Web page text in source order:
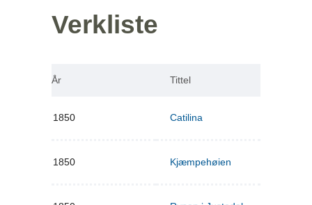
Verkliste
År Tittel
1850 Catilina
1850 Kjæmpehøien